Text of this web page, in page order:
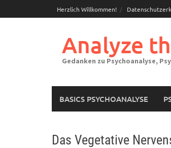
to
Herzlich Willkommen!
Analyze
Gedanken zu Psychoanalyse,
BASICS PSYCHOANALYSE
Das Vegetative